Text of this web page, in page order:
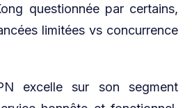
questionnée par certains,
limitées vs concurrence
excelle sur son segment